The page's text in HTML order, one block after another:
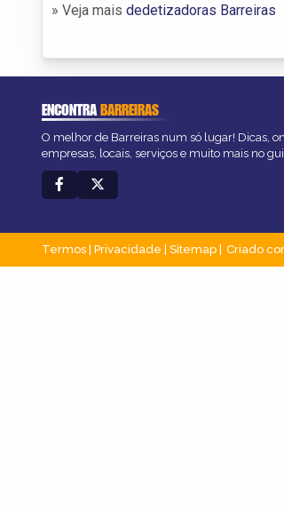
» Veja mais dedetizadoras Barreiras
ENCONTRABARREIRAS
O melhor de Barreiras num só lugar! Dicas,
empresas, locais, serviços e muito mais no
Termos Privacidade Sitemap Criado